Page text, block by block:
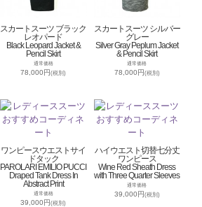
スカートスーツ ブラック
レオパード
Black Leopard Jacket &
Pencil Skirt
通常価格
78,000円(税別)
スカートスーツ シルバー
グレー
Silver Gray Peplum Jacket
& Pencil Skirt
通常価格
78,000円(税別)
ワンピースウエストサイ
ドタック
PAROLARI EMILIO PUCCI
Draped Tank Dress In
Abstract Print
通常価格
39,000円(税別)
ハイウエスト切替七分丈
ワンピース
Wine Red Sheath Dress
with Three Quarter Sleeves
通常価格
39,000円(税別)